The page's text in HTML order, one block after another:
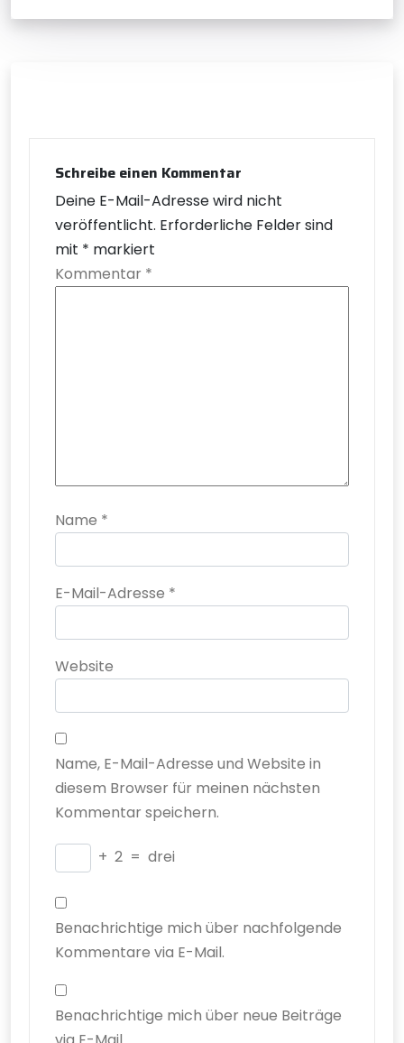
Schreibe einen Kommentar
Deine E-Mail-Adresse wird nicht
veröffentlicht. Erforderliche Felder sind
mit * markiert
Kommentar *
Name *
E-Mail-Adresse *
Website
Name, E-Mail-Adresse und Website in
diesem Browser für meinen nächsten
Kommentar speichern.
+ 2 = drei
Benachrichtige mich über nachfolgende
Kommentare via E-Mail.
Benachrichtige mich über neue Beiträge